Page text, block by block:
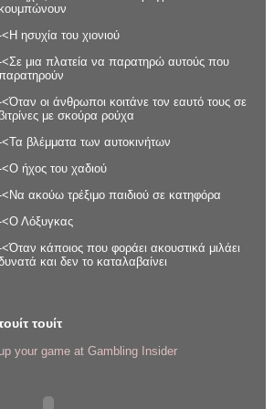
ησυχία του χιονιού
<Σε μια πλατεία να παρατηρώ αυτούς που
οι άνθρωποι κοιτάνε τον εαυτό τους σε
με σκούρα ρούχα
<Τα βλέμματα των αυτοκινήτων
<Ο ήχος του χαδιού
<Να ακούω τρέξιμο παιδιού σε κατηφόρα
<Ο Λόξυγκας
κάποιος που φοράει ακουστικά μιλάει
και δεν το καταλαβαίνει
τουίτ
your game at Gambling Insider